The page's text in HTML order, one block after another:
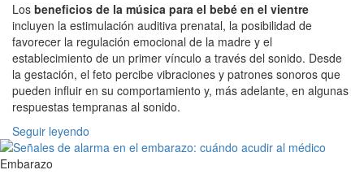
Los beneficios de la música para el bebé en el vientre
incluyen la estimulación auditiva prenatal, la posibilidad de
favorecer la regulación emocional de la madre y el
establecimiento de un primer vínculo a través del sonido. Desde
la gestación, el feto percibe vibraciones y patrones sonoros que
pueden influir en su comportamiento y, más adelante, en algunas
respuestas tempranas al sonido.
Seguir leyendo
Embarazo